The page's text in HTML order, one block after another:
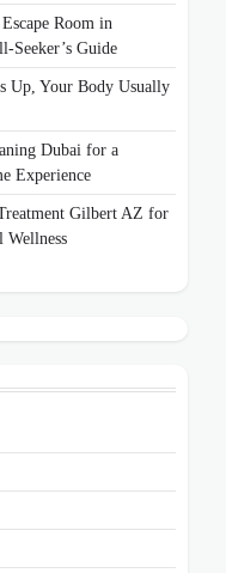
Room in
Seeker’s Guide
Up, Your Body Usually
Dubai for a
Experience
Gilbert AZ for
Wellness